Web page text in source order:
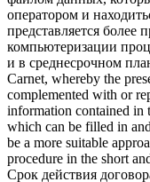
оператором и
представляется
компьютеризации
и в среднесрочном
Carnet, whereby the
complemented with or
information contained in
which can be filled in
be a more suitable
procedure in the short
Срок действия